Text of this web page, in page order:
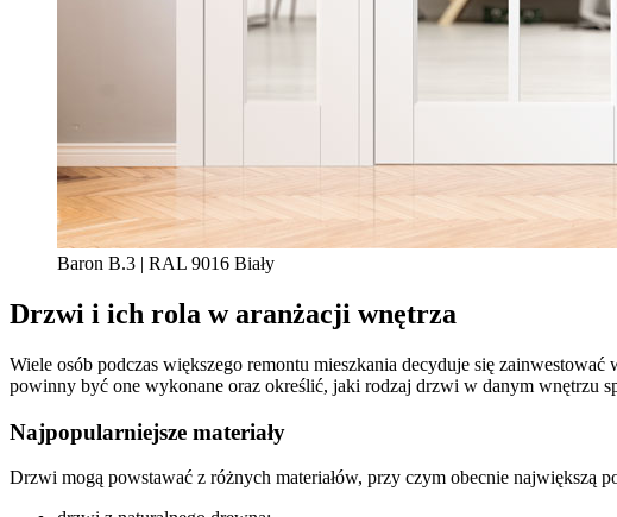
Baron B.3 | RAL 9016 Biały
Drzwi i ich rola w aranżacji wnętrza
Wiele osób podczas większego remontu mieszkania decyduje się
powinny być one wykonane oraz określić, jaki rodzaj drzwi w danym wnętrzu
Najpopularniejsze materiały
Drzwi mogą powstawać z różnych materiałów, przy czym obecnie największą